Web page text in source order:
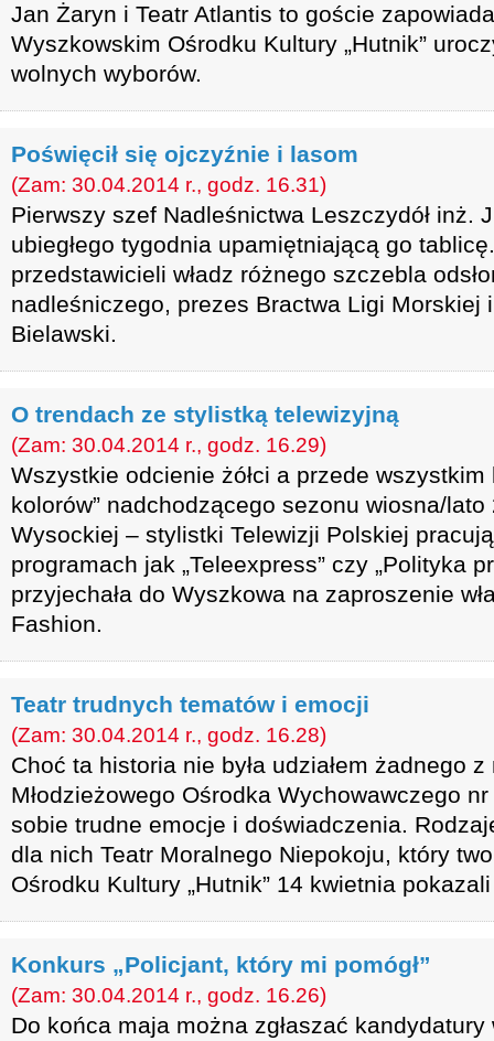
Jan Żaryn i Teatr Atlantis to goście
Wyszkowskim Ośrodku Kultury „Hutnik”
wolnych wyborów.
Poświęcił się ojczyźnie i lasom
(Zam: 30.04.2014 r., godz. 16.31)
Pierwszy szef Nadleśnictwa Leszczydół inż.
ubiegłego tygodnia upamiętniającą go
przedstawicieli władz różnego szczebla
nadleśniczego, prezes Bractwa Ligi Morskiej
Bielawski.
O trendach ze stylistką telewizyjną
(Zam: 30.04.2014 r., godz. 16.29)
Wszystkie odcienie żółci a przede wszystkim
kolorów” nadchodzącego sezonu wiosna/lato
Wysockiej – stylistki Telewizji Polskiej
programach jak „Teleexpress” czy „Polityka
przyjechała do Wyszkowa na zaproszenie
Fashion.
Teatr trudnych tematów i emocji
(Zam: 30.04.2014 r., godz. 16.28)
Choć ta historia nie była udziałem żadnego z
Młodzieżowego Ośrodka Wychowawczego
sobie trudne emocje i doświadczenia.
dla nich Teatr Moralnego Niepokoju, który
Ośrodku Kultury „Hutnik” 14 kwietnia
Konkurs „Policjant, który mi pomógł”
(Zam: 30.04.2014 r., godz. 16.26)
Do końca maja można zgłaszać